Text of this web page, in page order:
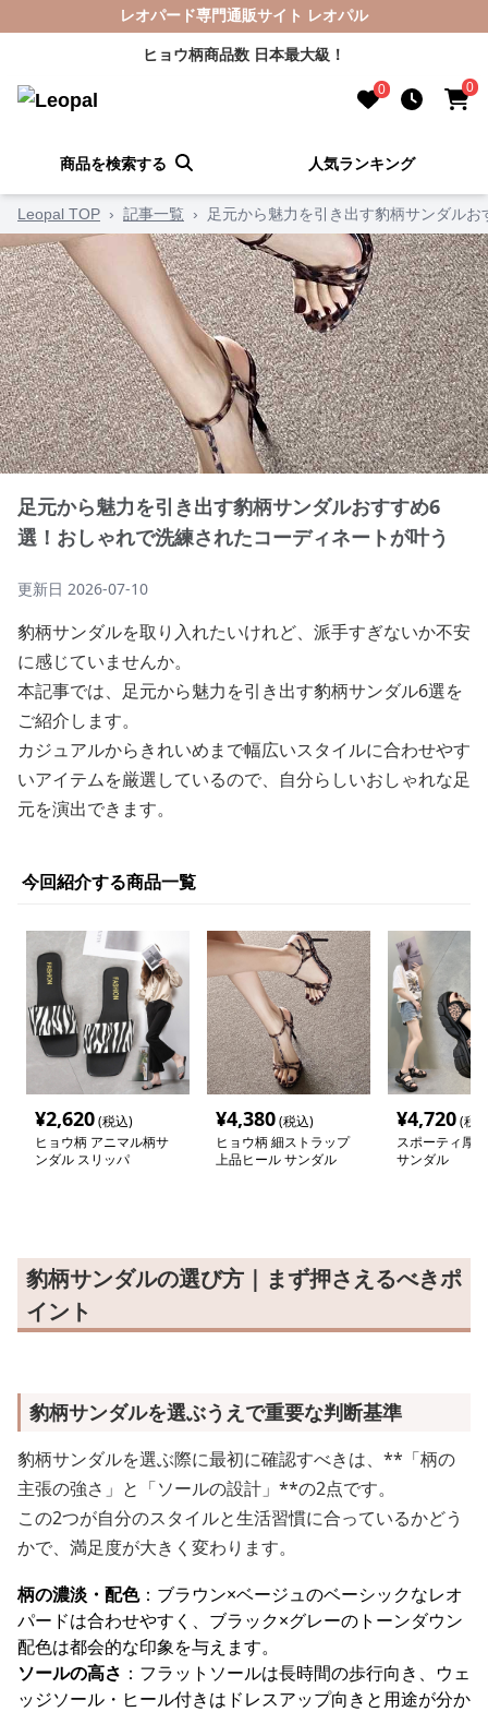
レオパード専門通販サイト レオパル
ヒョウ柄商品数 日本最大級！
0 0
商品を検索する 人気ランキング
Leopal TOP › 記事一覧 › 足元から魅力を引き出す豹柄サンダル
足元から魅力を引き出す豹柄サンダルおすすめ6
選！おしゃれで洗練されたコーディネートが叶う
更新日 2026-07-10
豹柄サンダルを取り入れたいけれど、派手すぎないか不安
に感じていませんか。
本記事では、足元から魅力を引き出す豹柄サンダル6選を
ご紹介します。
カジュアルからきれいめまで幅広いスタイルに合わせやす
いアイテムを厳選しているので、自分らしいおしゃれな足
元を演出できます。
今回紹介する商品一覧
¥2,620(税込)
ヒョウ柄 アニマル柄サ
ンダル スリッパ
¥4,380(税込)
ヒョウ柄 細ストラップ
上品ヒール サンダル
¥4,720(税
スポーティ厚
サンダル
豹柄サンダルの選び方｜まず押さえるべきポ
イント
豹柄サンダルを選ぶうえで重要な判断基準
豹柄サンダルを選ぶ際に最初に確認すべきは、**「柄の
主張の強さ」と「ソールの設計」**の2点です。
この2つが自分のスタイルと生活習慣に合っているかどう
かで、満足度が大きく変わります。
柄の濃淡・配色：ブラウン×ベージュのベーシックなレオ
パードは合わせやすく、ブラック×グレーのトーンダウン
配色は都会的な印象を与えます。
ソールの高さ ：フラットソールは長時間の歩行向き、ウェ
ッジソール・ヒール付きはドレスアップ向きと用途が分か